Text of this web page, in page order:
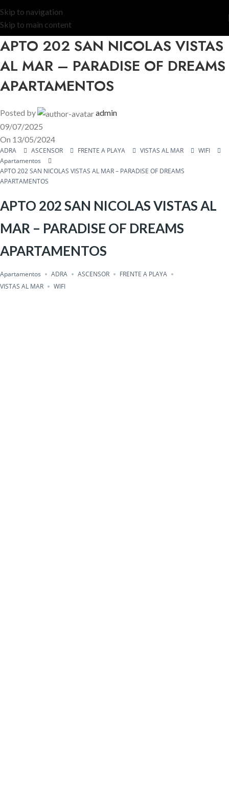
Skip to navigation
Skip to main content
APTO 202 SAN NICOLAS VISTAS
AL MAR – PARADISE OF DREAMS
APARTAMENTOS
Posted by
admin
09/07/2025
On 13/05/2024
ADRA ASCENSOR FRENTE A PLAYA VISTAS AL MAR
WIFI
Apartamentos
APTO 202 SAN NICOLAS VISTAS AL MAR – PARADISE OF DREAMS
APARTAMENTOS
APTO 202 SAN NICOLAS VISTAS AL
MAR – PARADISE OF DREAMS
APARTAMENTOS
Apartamentos ADRA ASCENSOR
FRENTE A PLAYA
VISTAS AL MAR
WIFI